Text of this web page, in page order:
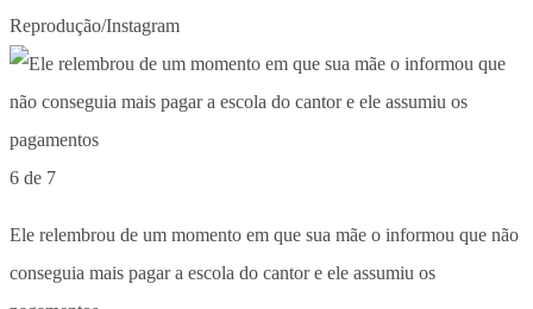
Reprodução/Instagram
6 de 7
Ele relembrou de um momento em que sua mãe o informou que não
conseguia mais pagar a escola do cantor e ele assumiu os